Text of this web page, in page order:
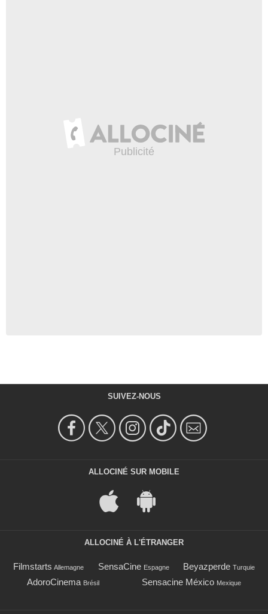
SUIVEZ-NOUS
ALLOCINÉ SUR MOBILE
ALLOCINÉ À L'ÉTRANGER
Filmstarts Allemagne SensaCine Espagne Beyazperde Turquie
AdoroCinema Brésil Sensacine México Mexique